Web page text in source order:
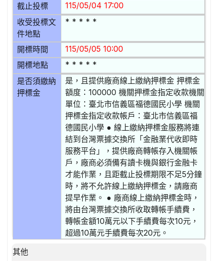
截止投標 115/05/04 17:00
收受投標文
件地點
* * * * *
開標時間 115/05/05 10:00
開標地點 * * * * *
是否須繳納
押標金
是，且提供廠商線上繳納押標金 押標金
額度：100000 機關押標金指定收款機關
單位：臺北市信義區福德國民小學 機關
押標金指定收款帳戶：臺北市信義區福
德國民小學 ● 線上繳納押標金服務將連
結到台灣票據交換所「金融業代收即時
服務平台」，提供廠商轉帳存入機關帳
戶，廠商必須備有讀卡機與銀行金融卡
才能作業，且距截止投標期限不足5分鐘
時，將不允許線上繳納押標金，請廠商
提早作業。 ● 廠商線上繳納押標金時，
將由台灣票據交換所收取轉帳手續費，
轉帳金額10萬元以下手續費每次10元，
超過10萬元手續費每次20元。
其他